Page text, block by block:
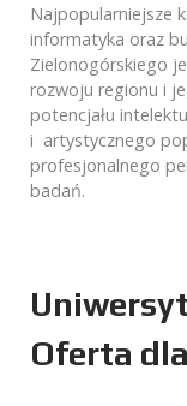
Najpopularniejsze
informatyka oraz
Zielonogórskiego
rozwoju regionu i
potencjału
i artystycznego
profesjonalnego
badań.
Oferta